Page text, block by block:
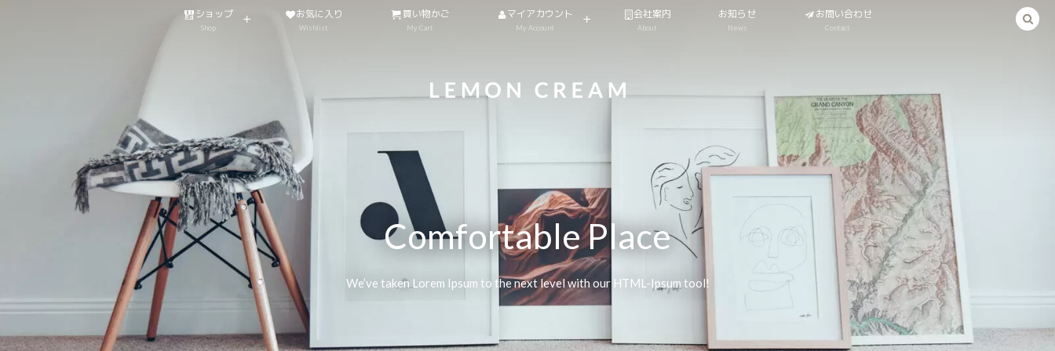
ショップ
Shop
お気に入り
Wishlist
買い物かご
My Cart
マイアカウント
My Account
会社案内
About
お知らせ
News
お問い合わせ
Contact
Comfortable Place
We’ve taken Lorem Ipsum to the next level with our HTML-Ipsum tool!